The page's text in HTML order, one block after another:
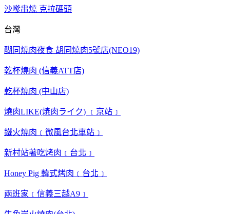
沙嗲串燒 克拉碼頭
台灣
醐同燒肉夜食 胡同燒肉5號店(NEO19)
乾杯燒肉 (信義ATT店)
乾杯燒肉 (中山店)
燒肉LIKE(焼肉ライク) ﹝京站﹞
鐵火燒肉﹝微風台北車站﹞
新村站著吃烤肉﹝台北﹞
Honey Pig 韓式烤肉﹝台北﹞
兩班家﹝信義三越A9﹞